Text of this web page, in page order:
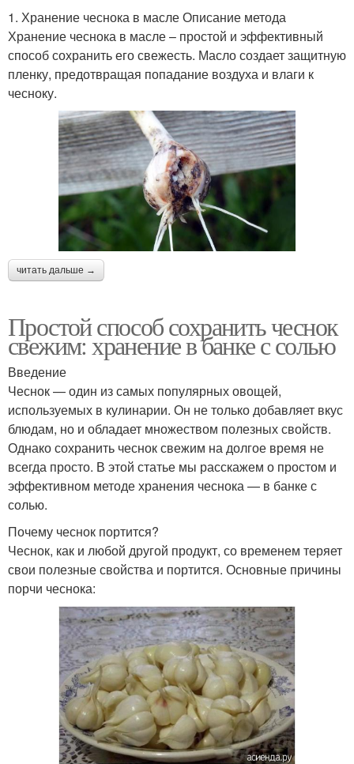
1. Хранение чеснока в масле Описание метода
Хранение чеснока в масле – простой и эффективный
способ сохранить его свежесть. Масло создает защитную
пленку, предотвращая попадание воздуха и влаги к
чесноку.
читать дальше →
Простой способ сохранить чеснок
свежим: хранение в банке с солью
Введение
Чеснок — один из самых популярных овощей,
используемых в кулинарии. Он не только добавляет вкус
блюдам, но и обладает множеством полезных свойств.
Однако сохранить чеснок свежим на долгое время не
всегда просто. В этой статье мы расскажем о простом и
эффективном методе хранения чеснока — в банке с
солью.
Почему чеснок портится?
Чеснок, как и любой другой продукт, со временем теряет
свои полезные свойства и портится. Основные причины
порчи чеснока: